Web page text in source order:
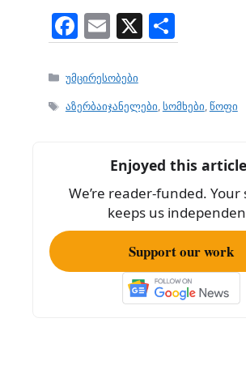
F
a
c
e
o
k
E
m
ai
l
X
h
e
Categories
უმცირესობები
Tags
აზერბაიჯანელები,სომხები,წოფი
Enjoyed this
We’re reader-funded.
keeps us
Support our work